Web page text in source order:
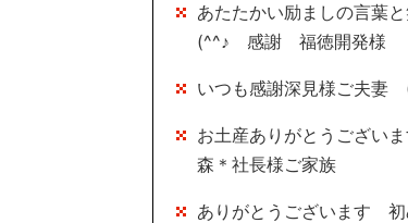
あたたかい励ましの言葉と
(^^♪ 感謝 福徳開発様
いつも感謝深見様ご夫妻
お土産ありがとうござい
森＊社長様ご家族
ありがとうございます